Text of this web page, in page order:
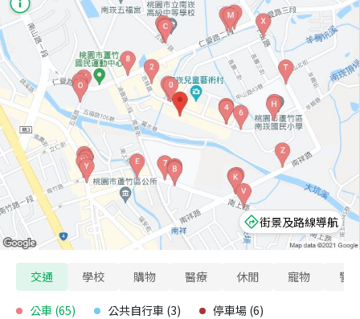
街景及路線導航
交通 學校 購物 醫療 休閒 寵物 警
公車 (65) 公共自行車 (3) 停車場 (6)